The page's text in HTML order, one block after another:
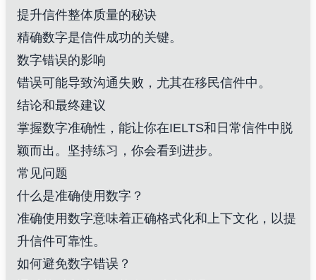
提升信件整体质量的秘诀
精确数字是信件成功的关键。
数字错误的影响
错误可能导致沟通失败，尤其在移民信件中。
结论和最终建议
掌握数字准确性，能让你在IELTS和日常信件中脱
颖而出。坚持练习，你会看到进步。
常见问题
什么是准确使用数字？
准确使用数字意味着正确格式化和上下文化，以提
升信件可靠性。
如何避免数字错误？